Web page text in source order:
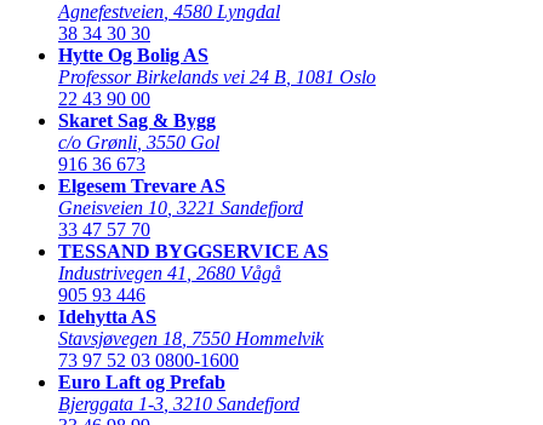
Agnefestveien 4580 Lyngdal
38 34 30 30
Hytte Og Bolig AS
Professor Birkelands vei 24 B 1081 Oslo
22 43 90 00
Skaret Sag & Bygg
c/o Grønli 3550 Gol
916 36 673
Elgesem Trevare AS
Gneisveien 10 3221 Sandefjord
33 47 57 70
TESSAND BYGGSERVICE AS
Industrivegen 41 2680 Vågå
905 93 446
Idehytta AS
Stavsjøvegen 18 7550 Hommelvik
73 97 52 03 0800-1600
Euro Laft og Prefab
Bjerggata 1-3 3210 Sandefjord